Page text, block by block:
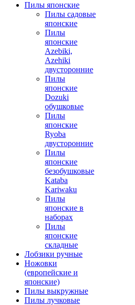
Пилы японские
Пилы садовые
японские
Пилы
японские
Azebiki,
Azehiki
двусторонние
Пилы
японские
Dozuki
обушковые
Пилы
японские
Ryoba
двусторонние
Пилы
японские
безобушковые
Kataba
Kariwaku
Пилы
японские в
наборах
Пилы
японские
складные
Лобзики ручные
Ножовки
(европейские и
японские)
Пилы выкружные
Пилы лучковые